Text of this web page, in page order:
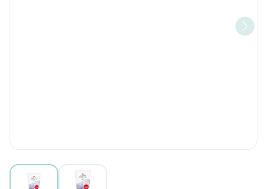
View larger imageView larger image